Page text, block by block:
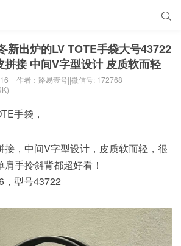

新出炉的LV TOTE手袋大号43722
拼接 中间V字型设计 皮质软而轻
作者：路易壹号||微信号: 172768
手袋，
接，中间V字型设计，皮质软而轻，很
手拎斜背都超好看！
，型号43722